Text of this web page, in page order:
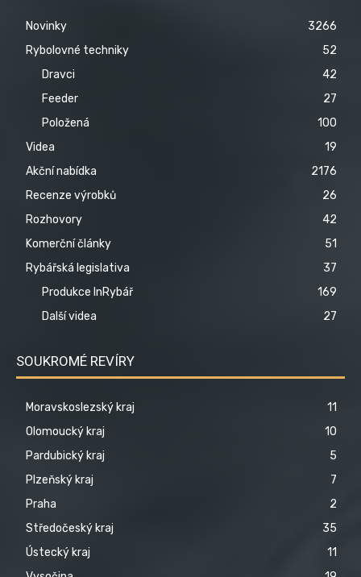
Novinky
3266
Rybolovné techniky
52
Dravci
42
Feeder
27
Položená
100
Videa
19
Akční nabídka
2176
Recenze výrobků
26
Rozhovory
42
Komerční články
51
Rybářská legislativa
37
Produkce InRybář
169
Další videa
27
SOUKROMÉ REVÍRY
Moravskoslezský kraj
11
Olomoucký kraj
10
Pardubický kraj
5
Plzeňský kraj
7
Praha
2
Středočeský kraj
35
Ústecký kraj
11